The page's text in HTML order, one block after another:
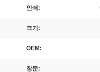
인쇄:
크기:
OEM:
창문: